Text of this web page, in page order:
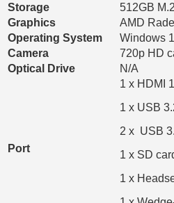
Storage
512GB
Graphics
AMD
Operating System
Windows
Camera
720p HD
Optical Drive
N/A
Port
1 x HDMI
1 x USB
2 x USB
1 x SD
1 x